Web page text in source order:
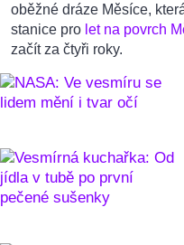
oběžné dráze Měsíce,
stanice pro let na povrch
začít za čtyři roky.